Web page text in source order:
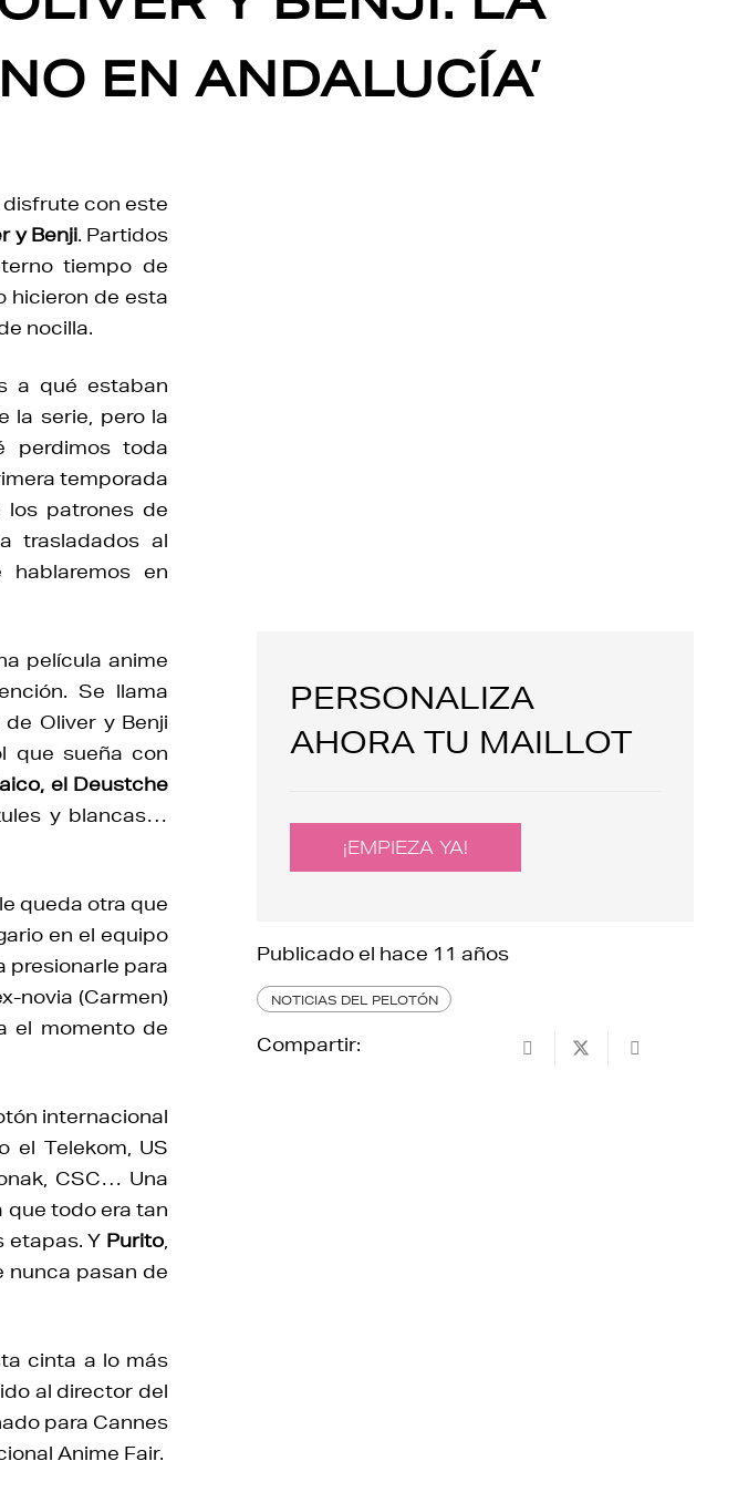
EN ANDALUCÍA’
disfrute con este
y Benji. Partidos
tiempo de
hicieron de esta
nocilla.
a qué estaban
la serie, pero la
perdimos toda
temporada
los patrones de
trasladados al
en
película anime
Se llama
Oliver y Benji
que sueña con
el Deustche
y blancas…
queda otra que
en el equipo
presionarle para
novia (Carmen)
el momento de
internacional
el Telekom, US
CSC… Una
que todo era tan
etapas. Y Purito
nunca pasan de
cinta a lo más
al director del
para Cannes
Anime Fair.
PERSONALIZA
AHORA TU MAILLOT
¡EMPIEZA YA!
Publicado el hace 11 años
NOTICIAS DEL PELOTÓN
Compartir: